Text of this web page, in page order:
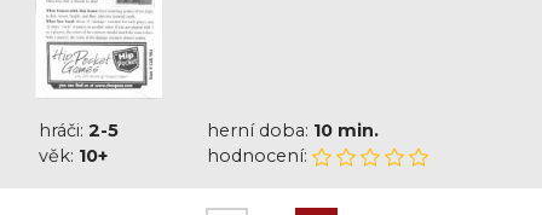
hráči: 2-5 herní doba: 10 min.
věk: 10+ hodnocení: